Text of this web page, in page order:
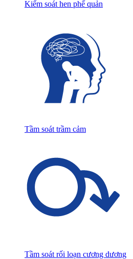
Kiểm soát hen phế quản
Tầm soát trầm cảm
Tầm soát rối loạn cương dương